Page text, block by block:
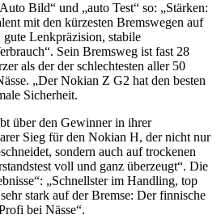
Bild“ und „auto Test“ so: „Stärken:
mit den kürzesten Bremswegen auf
gute Lenkpräzision, stabile
Sein Bremsweg ist fast 28
als der der schlechtesten aller 50
„Der Nokian Z G2 hat den besten
Sicherheit.
über den Gewinner in ihrer
Sieg für den Nokian H, der nicht nur
sondern auch auf trockenen
voll und ganz überzeugt“. Die
„Schnellster im Handling, top
stark auf der Bremse: Der finnische
bei Nässe“.